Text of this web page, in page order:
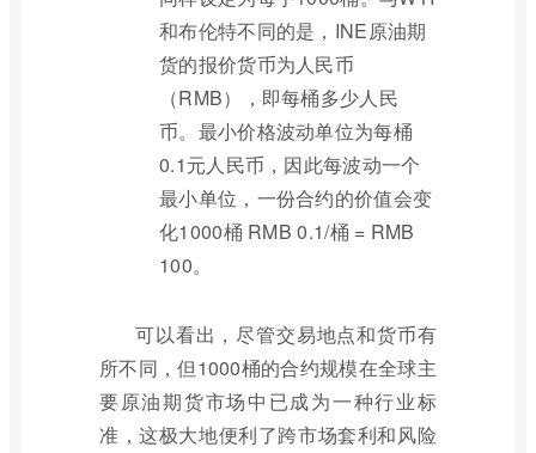
和布伦特不同的是，INE原油期
货的报价货币为人民币
（RMB），即每桶多少人民
币。最小价格波动单位为每桶
0.1元人民币，因此每波动一个
最小单位，一份合约的价值会变
化1000桶 RMB 0.1/桶 = RMB
100。
可以看出，尽管交易地点和货币有
所不同，但1000桶的合约规模在全球主
要原油期货市场中已成为一种行业标
准，这极大地便利了跨市场套利和风险